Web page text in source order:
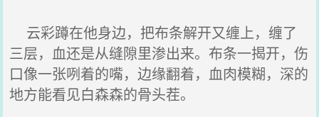
云彩蹲在他身边，把布条解开又缠上，缠了
三层，血还是从缝隙里渗出来。布条一揭开，伤
口像一张咧着的嘴，边缘翻着，血肉模糊，深的
地方能看见白森森的骨头茬。